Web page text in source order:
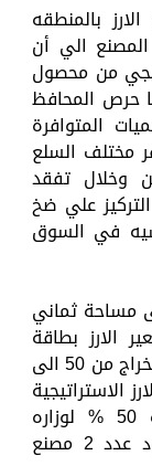
بالمنطقه
الي أن
من محصول
حرص المحافظ
المتوافرة
مختلف السلع
وخلال تفقد
علي ضخ
في السوق
مساحة ثماني
الارز بطاقة
استيعابية 250 طن في اليوم الواحد لاستخراج من 50 الى
الاستراتيجية
الهامة كما يقوم بتوزيع الانتاج نسبه 50 % لوزاره
التموين و50% للسوق الحر بخلاف وجود عدد 2 مصنع